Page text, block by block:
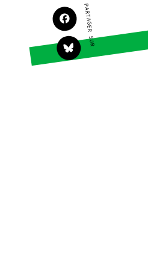
Soutenir les campagnes
Transmettre tout ou
partie de son patrimoine
Télécharger gratuitement
les guides éco-citoyens
PARTAGER SUR